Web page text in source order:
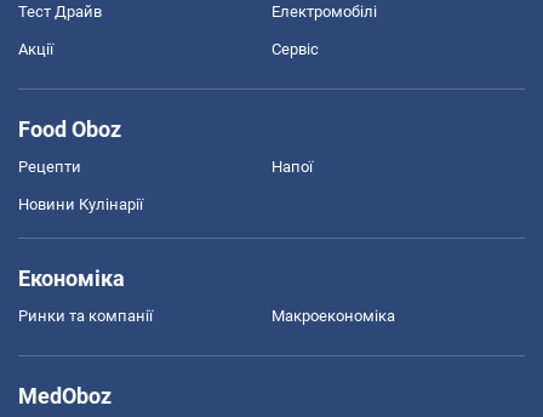
Тест Драйв Електромобілі
Акції Сервіс
Food Oboz
Рецепти Напої
Новини Кулінарії
Економіка
Ринки та компанії Макроекономіка
MedOboz